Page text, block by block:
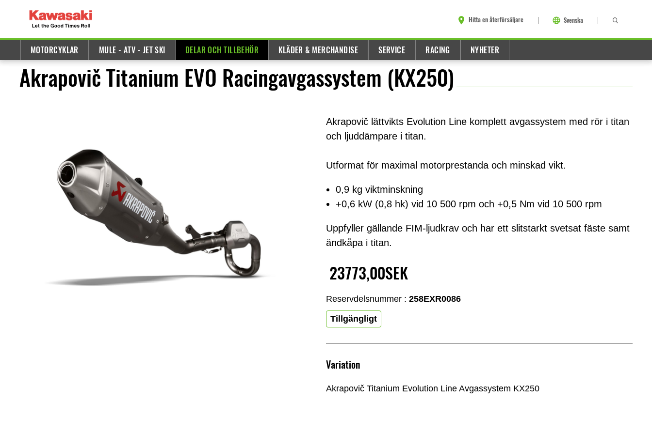
Hitta en återförsäljare Svenska
MOTORCYKLAR MULE - ATV - JET SKI DELAR OCH TILLBEHÖR KLÄDER & MERCHANDISE SERVICE RACING NYHETER
Akrapovič Titanium EVO Racingavgassystem (KX250)
Akrapovič lättvikts Evolution Line komplett avgassystem med rör i titan
och ljuddämpare i titan.
Utformat för maximal motorprestanda och minskad vikt.
0,9 kg viktminskning
+0,6 kW (0,8 hk) vid 10 500 rpm och +0,5 Nm vid 10 500 rpm
Uppfyller gällande FIM-ljudkrav och har ett slitstarkt svetsat fäste samt
ändkåpa i titan.
23773,00SEK
Reservdelsnummer : 258EXR0086
Tillgängligt
Variation
Akrapovič Titanium Evolution Line Avgassystem KX250